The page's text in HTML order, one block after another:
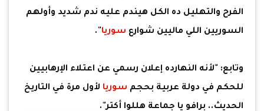
الفرح والتهليل ده الكل هيندم عليه ندم شديد وأولهم
السوريين اللي ماليين شوارع سوريا".
وتابع: "لأنه النهارده إعلان رسمي عن اعتلاء الإرهابيين
للحكم في دولة عربية بحجم سوريا لأول مرة في التاريخ
الحديث.. برافو يا جماعة هللوا أكتر".